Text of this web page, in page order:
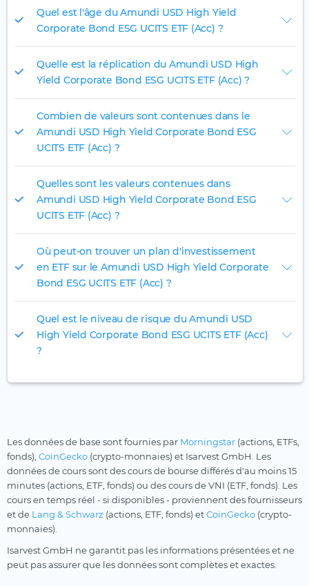
Quel est l'âge du Amundi USD High Yield
Corporate Bond ESG UCITS ETF (Acc) ?
Quelle est la réplication du Amundi USD High
Yield Corporate Bond ESG UCITS ETF (Acc) ?
Combien de valeurs sont contenues dans le
Amundi USD High Yield Corporate Bond ESG
UCITS ETF (Acc) ?
Quelles sont les valeurs contenues dans
Amundi USD High Yield Corporate Bond ESG
UCITS ETF (Acc) ?
Où peut-on trouver un plan d'investissement
en ETF sur le Amundi USD High Yield Corporate
Bond ESG UCITS ETF (Acc) ?
Quel est le niveau de risque du Amundi USD
High Yield Corporate Bond ESG UCITS ETF (Acc)
?
Les données de base sont fournies par Morningstar (actions, ETFs,
fonds), CoinGecko (crypto-monnaies) et Isarvest GmbH. Les
données de cours sont des cours de bourse différés d'au moins 15
minutes (actions, ETF, fonds) ou des cours de VNI (ETF, fonds). Les
cours en temps réel - si disponibles - proviennent des fournisseurs
et de Lang & Schwarz (actions, ETF, fonds) etCoinGecko (crypto-
monnaies).
Isarvest GmbH ne garantit pas les informations présentées et ne
peut pas assurer que les données sont complètes et exactes.